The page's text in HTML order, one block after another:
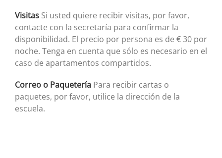
Visitas Si usted quiere recibir visitas, por favor,
contacte con la secretaría para confirmar la
disponibilidad. El precio por persona es de € 30 por
noche. Tenga en cuenta que sólo es necesario en el
caso de apartamentos compartidos.
Correo o Paquetería Para recibir cartas o
paquetes, por favor, utilice la dirección de la
escuela.